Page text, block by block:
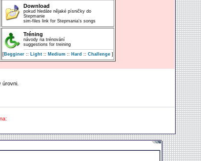
Download
pokud hledáte nějaké písničky do
Stepmanie
sim-files link for Stepmania's songs
Tréning
návody na trénování
suggestions for treining
[Begginer:: Light:: Medium:: Hard :: Challenge]
úrovni.